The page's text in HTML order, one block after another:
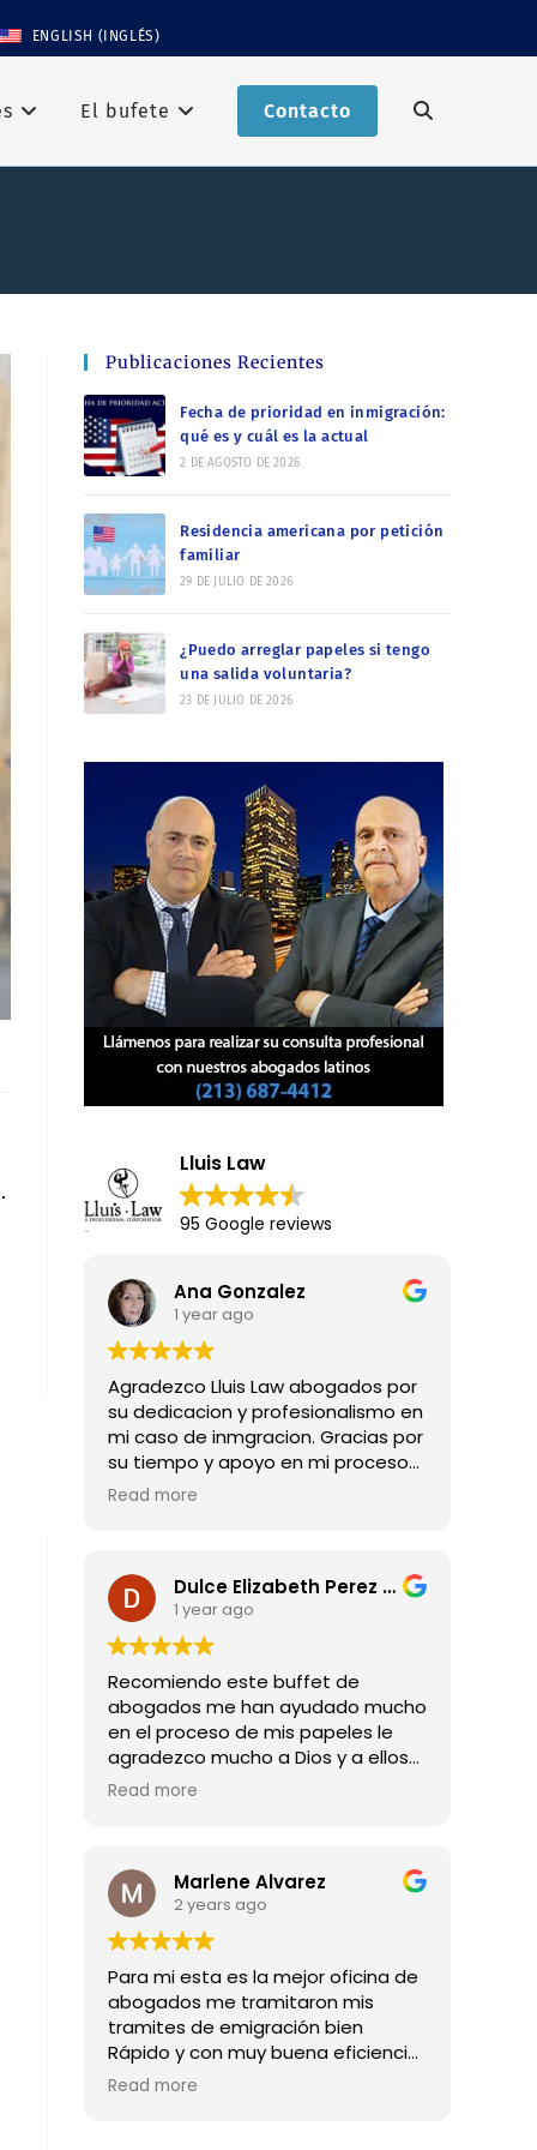
ENGLISH (INGLÉS)
El bufete Contacto
Publicaciones Recientes
Fecha de prioridad en inmigración:
qué es y cuál es la actual
2 DE AGOSTO DE 2026
Residencia americana por petición
familiar
29 DE JULIO DE 2026
¿Puedo arreglar papeles si tengo
una salida voluntaria?
23 DE JULIO DE 2026
Lluis Law
95 Google reviews
Ana Gonzalez
1 year ago
Agradezco Lluis Law abogados por
su dedicacion y profesionalismo en
mi caso de inmgracion. Gracias por
su tiempo y apoyo en mi proceso
para obtener mi residencia legal.
Read more
Dulce Elizabeth Perez Guadarrama
1 year ago
Recomiendo este buffet de
abogados me han ayudado mucho
en el proceso de mis papeles le
agradezco mucho a Dios y a ellos
por todas las buenas noticias que
Read more
Marlene Alvarez
2 years ago
Para mi esta es la mejor oficina de
abogados me tramitaron mis
tramites de emigración bien
Rápido y con muy buena eficiencia
son los mejores abogado
Read more